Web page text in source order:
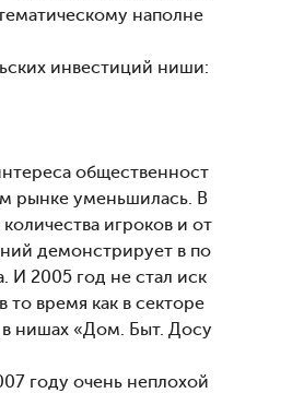
наполне
инвестиций ниши:
общественност
рынке уменьшилась. В
игроков и от
демонстрирует в по
И 2005 год не стал иск
время как в секторе
нишах «Дом. Быт. Досу
году очень неплохой